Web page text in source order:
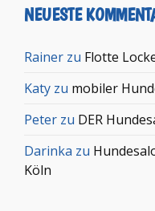
NEUESTE
Rainer zu Flotte
Katy zu mobiler
Peter zu DER
Darinka zu
Köln